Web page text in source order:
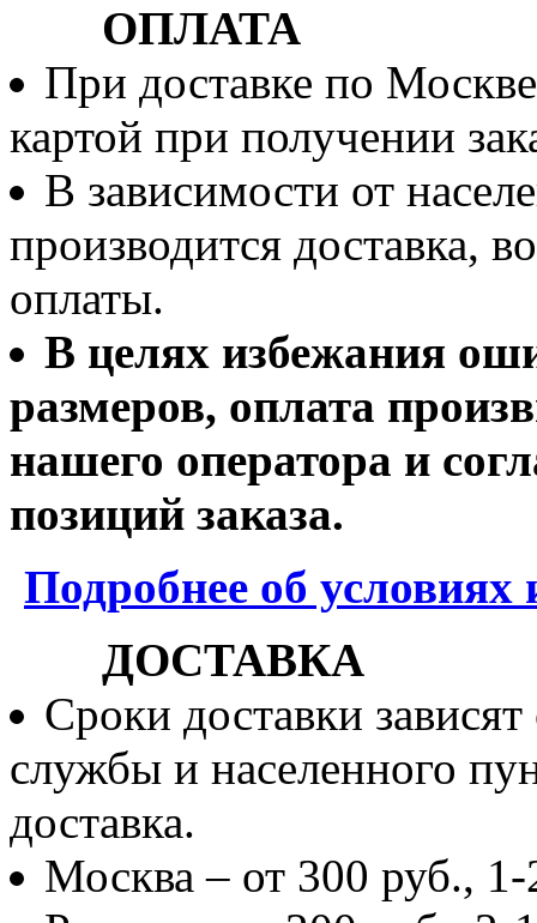
ОПЛАТА
При доставке по
картой при получении
В зависимости от
производится доставка,
оплаты.
В целях избежания
размеров, оплата
нашего оператора и
позиций заказа.
Подробнее об
ДОСТАВКА
Сроки доставки
службы и населенного
доставка.
Москва – от 300 руб.,